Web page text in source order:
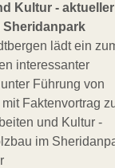
Kultur - aktueller
Sheridanpark
lädt ein
interessanter
Führung von
mit Faktenvortrag
und Kultur -
im